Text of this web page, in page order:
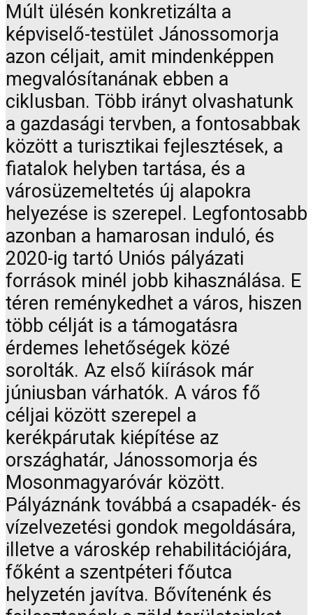
Múlt ülésén konkretizálta a
képviselő-testület Jánossomorja
azon céljait, amit mindenképpen
megvalósítanának ebben a
ciklusban. Több irányt olvashatunk
a gazdasági tervben, a fontosabbak
között a turisztikai fejlesztések, a
fiatalok helyben tartása, és a
városüzemeltetés új alapokra
helyezése is szerepel. Legfontosabb
azonban a hamarosan induló, és
2020-ig tartó Uniós pályázati
források minél jobb kihasználása. E
téren reménykedhet a város, hiszen
több célját is a támogatásra
érdemes lehetőségek közé
sorolták. Az első kiírások már
júniusban várhatók. A város fő
céljai között szerepel a
kerékpárutak kiépítése az
országhatár, Jánossomorja és
Mosonmagyaróvár között.
Pályáznánk továbbá a csapadék- és
vízelvezetési gondok megoldására,
illetve a városkép rehabilitációjára,
főként a szentpéteri főutca
helyzetén javítva. Bővítenénk és